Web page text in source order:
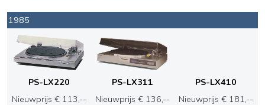
1985
PS-LX220
Nieuwprijs € 113,--
PS-LX311
Nieuwprijs € 136,--
PS-LX410
Nieuwprijs € 181,--